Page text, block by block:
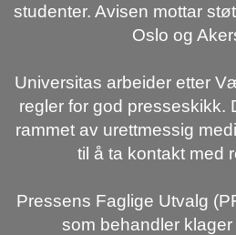
studenter. Avisen mottar
Oslo og
Universitas arbeider etter
regler for god presseskikk.
rammet av urettmessig
til å ta kontakt med
Pressens Faglige Utvalg
som behandler